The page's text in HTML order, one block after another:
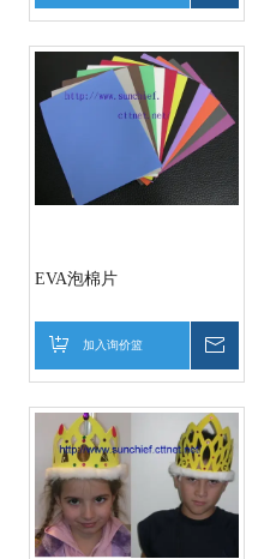
EVA泡棉片
加入询价篮